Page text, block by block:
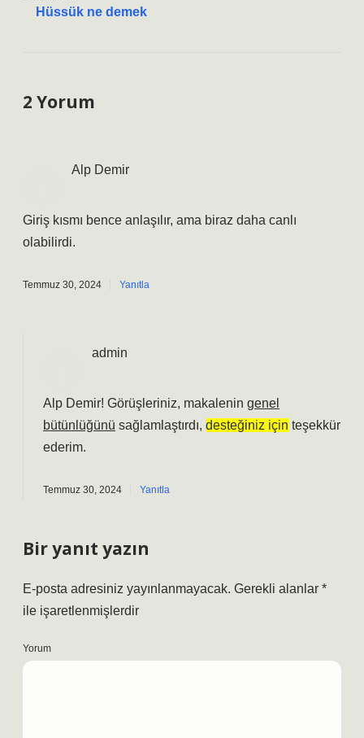
Hüssük ne demek
2 Yorum
Alp Demir
Giriş kısmı bence anlaşılır, ama biraz daha canlı
olabilirdi.
Temmuz 30, 2024 Yanıtla
admin
Alp Demir! Görüşleriniz, makalenin genel
bütünlüğünü sağlamlaştırdı, desteğiniz için teşekkür
ederim.
Temmuz 30, 2024 Yanıtla
Bir yanıt yazın
E-posta adresiniz yayınlanmayacak. Gerekli alanlar *
ile işaretlenmişlerdir
Yorum